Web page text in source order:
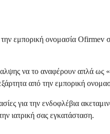
εμπορική ονομασία Ofirmev
να το αναφέρουν απλά
από την εμπορική
για την ενδοφλέβια
ιατρική σας εγκατάσταση.